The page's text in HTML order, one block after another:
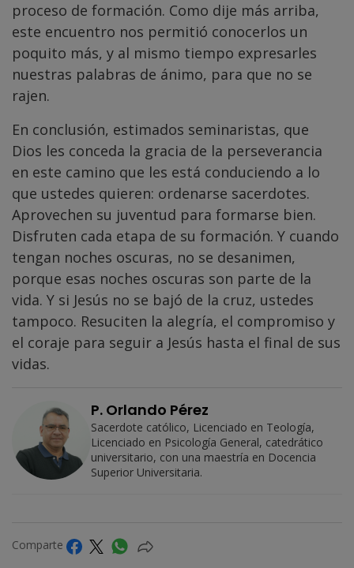
proceso de formación. Como dije más arriba,
este encuentro nos permitió conocerlos un
poquito más, y al mismo tiempo expresarles
nuestras palabras de ánimo, para que no se
rajen.
En conclusión, estimados seminaristas, que
Dios les conceda la gracia de la perseverancia
en este camino que les está conduciendo a lo
que ustedes quieren: ordenarse sacerdotes.
Aprovechen su juventud para formarse bien.
Disfruten cada etapa de su formación. Y cuando
tengan noches oscuras, no se desanimen,
porque esas noches oscuras son parte de la
vida. Y si Jesús no se bajó de la cruz, ustedes
tampoco. Resuciten la alegría, el compromiso y
el coraje para seguir a Jesús hasta el final de sus
vidas.
P. Orlando Pérez
Sacerdote católico, Licenciado en Teología,
Licenciado en Psicología General, catedrático
universitario, con una maestría en Docencia
Superior Universitaria.
Comparte